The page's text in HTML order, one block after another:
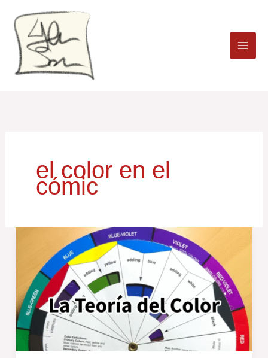
contenido
el color en el
cómic
Teoría
del
Color:
Guía
Esencial
para
Cómic